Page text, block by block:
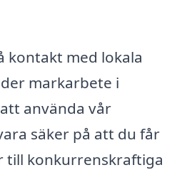
kontakt med lokala
markarbete i
använda vår
säker på att du får
till konkurrenskraftiga